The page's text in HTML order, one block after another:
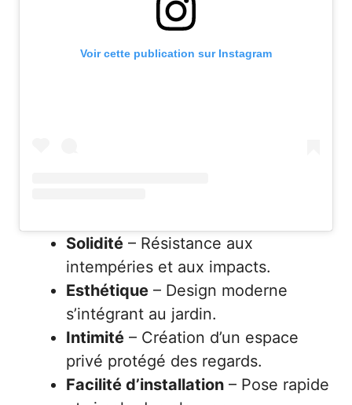
Voir cette publication sur Instagram
Solidité – Résistance aux
intempéries et aux impacts.
Esthétique – Design moderne
s’intégrant au jardin.
Intimité – Création d’un espace
privé protégé des regards.
Facilité d’installation – Pose rapide